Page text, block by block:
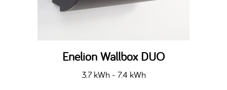
Enelion Wallbox DUO
3.7 kWh - 7.4 kWh